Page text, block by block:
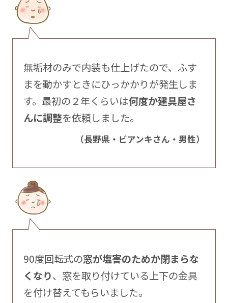
無垢材のみで内装も仕上げたので、ふす
まを動かすときにひっかかりが発生しま
す。最初の２年くらいは何度か建具屋さ
んに調整を依頼しました。
（長野県・ビアンキさん・男性）
90度回転式の窓が塩害のためか閉まらな
くなり、窓を取り付けている上下の金具
を付け替えてもらいました。